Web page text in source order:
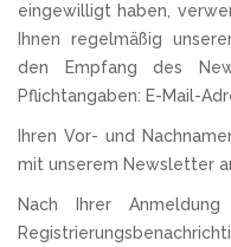
eingewilligt haben,
Ihnen regelmäßig
den Empfang des
Pflichtangaben: E-Mail-
Ihren Vor- und
mit unserem Newsletter
Nach Ihrer